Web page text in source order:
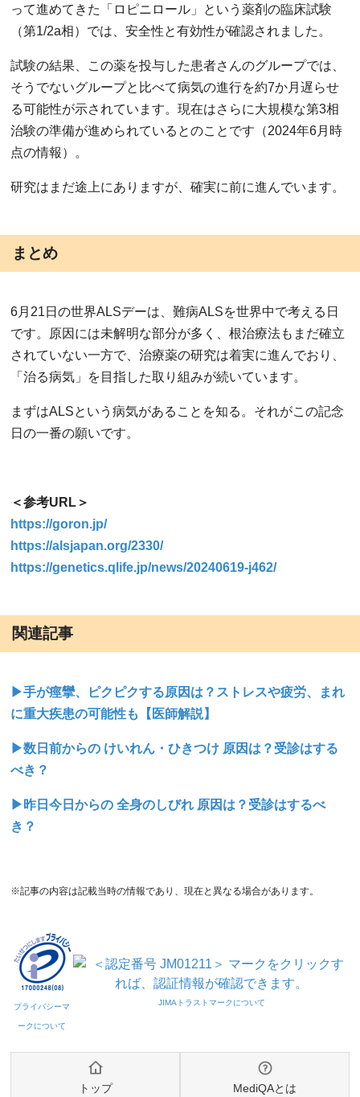
って進めてきた「ロピニロール」という薬剤の臨床試験
（第1/2a相）では、安全性と有効性が確認されました。
試験の結果、この薬を投与した患者さんのグループでは、
そうでないグループと比べて病気の進行を約7か月遅らせ
る可能性が示されています。現在はさらに大規模な第3相
治験の準備が進められているとのことです（2024年6月時
点の情報）。
研究はまだ途上にありますが、確実に前に進んでいます。
まとめ
6月21日の世界ALSデーは、難病ALSを世界中で考える日
です。原因には未解明な部分が多く、根治療法もまだ確立
されていない一方で、治療薬の研究は着実に進んでおり、
「治る病気」を目指した取り組みが続いています。
まずはALSという病気があることを知る。それがこの記念
日の一番の願いです。
＜参考URL＞
https://goron.jp/
https://alsjapan.org/2330/
https://genetics.qlife.jp/news/20240619-j462/
関連記事
▶手が痙攣、ピクピクする原因は？ストレスや疲労、まれ
に重大疾患の可能性も【医師解説】
▶数日前からの けいれん・ひきつけ 原因は？受診はする
べき？
▶昨日今日からの 全身のしびれ 原因は？受診はするべ
き？
※記事の内容は記載当時の情報であり、現在と異なる場合があります。
トップ MediQAとは